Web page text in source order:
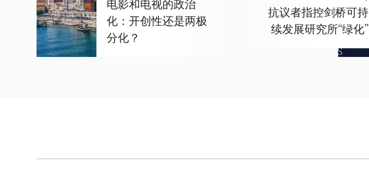
电影和电视的政治
化：开创性还是两极
分化？
抗议者指控剑桥可持
续发展研究所“绿化”